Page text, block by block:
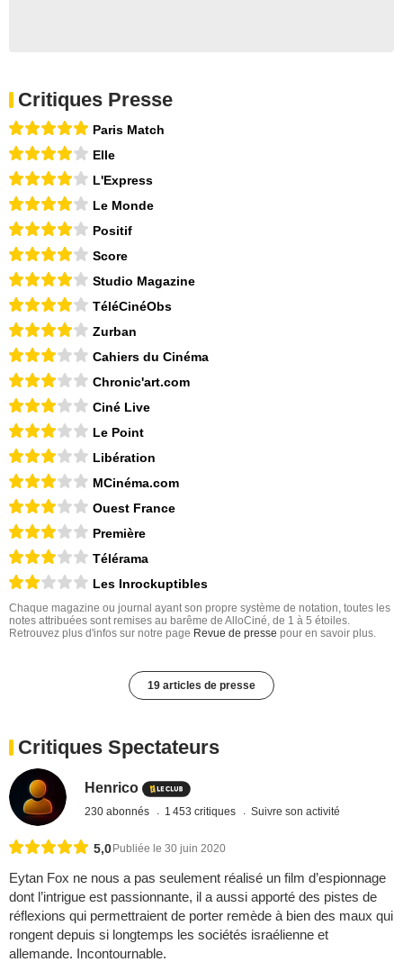
Critiques Presse
Paris Match
Elle
L'Express
Le Monde
Positif
Score
Studio Magazine
TéléCinéObs
Zurban
Cahiers du Cinéma
Chronic'art.com
Ciné Live
Le Point
Libération
MCinéma.com
Ouest France
Première
Télérama
Les Inrockuptibles
Chaque magazine ou journal ayant son propre système de notation, toutes les
notes attribuées sont remises au barême de AlloCiné, de 1 à 5 étoiles.
Retrouvez plus d'infos sur notre page Revue de presse pour en savoir plus.
19 articles de presse
Critiques Spectateurs
Henrico
230 abonnés 1 453 critiques Suivre son activité
5,0Publiée le 30 juin 2020
Eytan Fox ne nous a pas seulement réalisé un film d’espionnage
dont l’intrigue est passionnante, il a aussi apporté des pistes de
réflexions qui permettraient de porter remède à bien des maux qui
rongent depuis si longtemps les sociétés israélienne et
allemande. Incontournable.